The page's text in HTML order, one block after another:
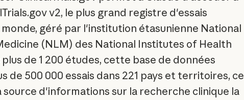
v2, le plus grand registre d'essais
monde, géré par l'institution étasunienne National
(NLM) des National Institutes of Health
de 1 200 études, cette base de données
de 500 000 essais dans 221 pays et territoires, ce
source d'informations sur la recherche clinique la